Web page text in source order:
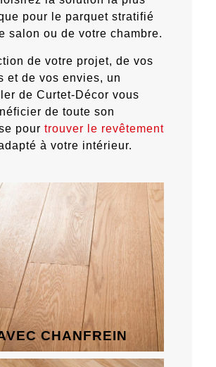
pour le parquet stratifié
salon ou de votre chambre.
de votre projet, de vos
et de vos envies, un
de Curtet-Décor vous
de toute son
pour trouver le revêtement
à votre intérieur.